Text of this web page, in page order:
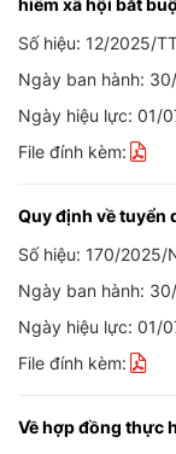
hiểm xã hội bắt
Số hiệu: 12/2025/
Ngày ban hành:
Ngày hiệu lực: 01/
File đính kèm:
Quy định về tuyển
Số hiệu: 170/2025/
Ngày ban hành:
Ngày hiệu lực: 01/
File đính kèm:
Về hợp đồng thực